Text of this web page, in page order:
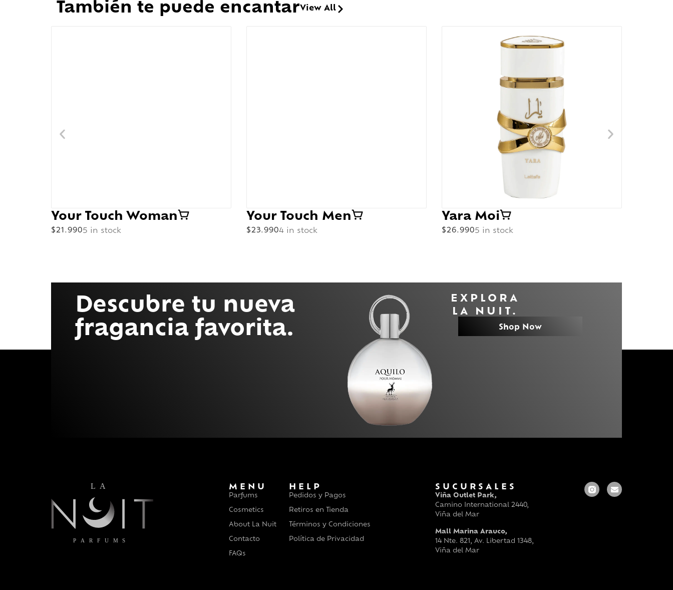
También te puede encantarView All
Your Touch Woman
$21.9905 in stock
Your Touch Men
$23.9904 in stock
Yara Moi
$26.9905 in stock
Descubre tu nueva
fragancia favorita.
EXPLORA
LA NUIT.
Shop Now
MENU
Parfums
Cosmetics
About La Nuit
Contacto
FAQs
HELP
Pedidos y Pagos
Retiros en Tienda
Términos y Condiciones
Política de Privacidad
SUCURSALES
Viña Outlet Park,
Camino International 2440,
Viña del Mar
Mall Marina Arauco,
14 Nte. 821, Av. Libertad 1348,
Viña del Mar